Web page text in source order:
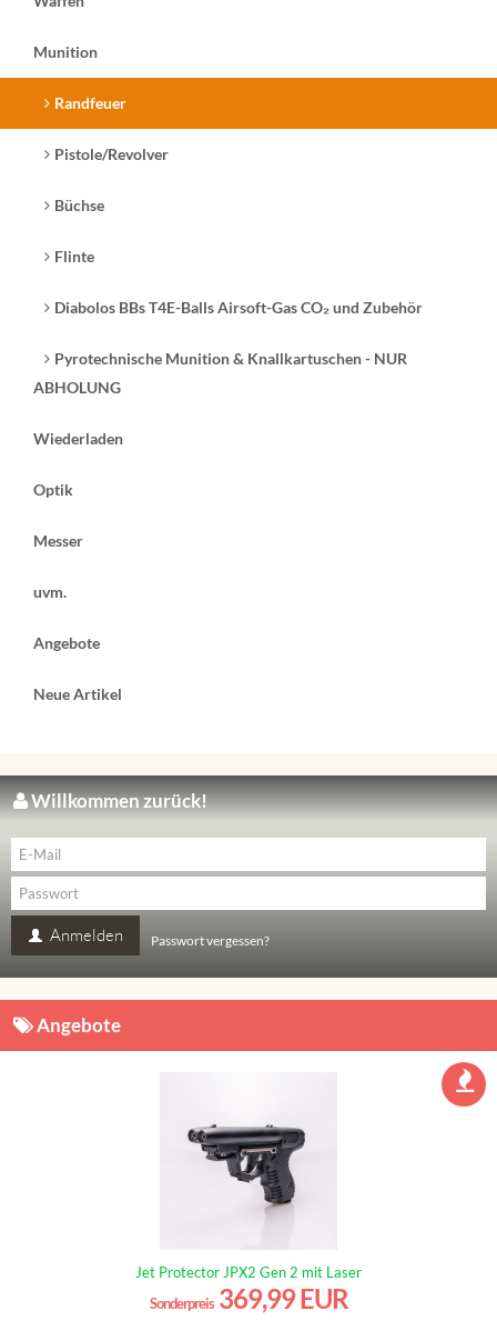
Munition
Randfeuer
Pistole/Revolver
Büchse
Flinte
Diabolos BBs T4E-Balls Airsoft-Gas CO₂ und Zubehör
Pyrotechnische Munition & Knallkartuschen - NUR
ABHOLUNG
Wiederladen
Optik
Messer
uvm.
Angebote
Neue Artikel
Willkommen zurück!
Anmelden Passwort vergessen?
Angebote
Jet Protector JPX2 Gen 2 mit Laser
Sonderpreis369,99 EUR